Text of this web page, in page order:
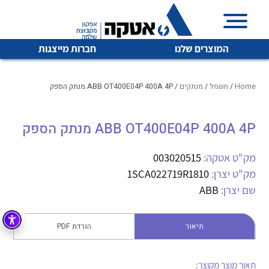
המוצרים שלנו חברות מייצגות
איכות | שרות | זמינות
והפצה של מוצרי
מיתוג, בקרה , ואינסטלציה חשמלית ופעילה ב7 תחומים:
חשמל
רובוטיקה ואוטומציה תעשייתית
לכל מוצרי היצרן
Home
/ חשמל / מנתקים / ABB OT400E04P 400A 4P מנתק הספק
ABB OT400E04P 400A 4P מנתק הספק
מק"ט אטקה: 003020515
מק"ט יצרן: 1SCA022719R1810
שם יצרן: ABB
תיאור הורדת PDF
תאור מוצר מקוצר: